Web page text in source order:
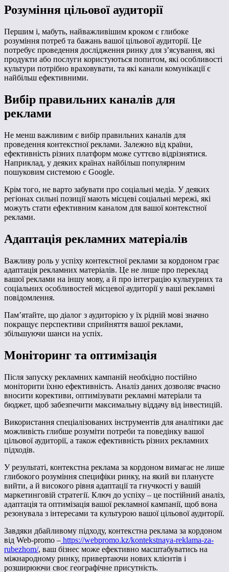
Розуміння цільової аудиторії
Першим і, мабуть, найважливішим кроком є глибоке
розуміння потреб та бажань вашої цільової аудиторії. Це
потребує проведення дослідження ринку для з’ясування, які
продукти або послуги користуються попитом, які особливості
культури потрібно враховувати, та які канали комунікації є
найбільш ефективними.
Вибір правильних каналів для
реклами
Не менш важливим є вибір правильних каналів для
проведення контекстної реклами. Залежно від країни,
ефективність різних платформ може суттєво відрізнятися.
Наприклад, у деяких країнах найбільш популярним
пошуковим системою є Google.
Крім того, не варто забувати про соціальні медіа. У деяких
регіонах сильні позиції мають місцеві соціальні мережі, які
можуть стати ефективним каналом для вашої контекстної
реклами.
Адаптація рекламних матеріалів
Важливу роль у успіху контекстної реклами за кордоном грає
адаптація рекламних матеріалів. Це не лише про переклад
вашої реклами на іншу мову, а й про інтеграцію культурних та
соціальних особливостей місцевої аудиторії у ваші рекламні
повідомлення.
Пам’ятайте, що діалог з аудиторією у їх рідній мові значно
покращує перспективи сприйняття вашої реклами,
збільшуючи шанси на успіх.
Моніторинг та оптимізація
Після запуску рекламних кампаній необхідно постійно
моніторити їхню ефективність. Аналіз даних дозволяє вчасно
вносити корективи, оптимізувати рекламні матеріали та
бюджет, щоб забезпечити максимальну віддачу від інвестицій.
Використання спеціалізованих інструментів для аналітики дає
можливість глибше розуміти потреби та поведінку вашої
цільової аудиторії, а також ефективність різних рекламних
підходів.
У результаті, контекстна реклама за кордоном вимагає не лише
глибокого розуміння специфіки ринку, на який ви плануєте
вийти, а й високого рівня адаптації та гнучкості у вашій
маркетинговій стратегії. Ключ до успіху – це постійний аналіз,
адаптація та оптимізація вашої рекламної кампанії, щоб вона
резонувала з інтересами та культурою вашої цільової аудиторії.
Завдяки дбайливому підходу, контекстна реклама за кордоном
від Web-promo – https://webpromo.kz/kontekstnaya-reklama-za-
rubezhom/, ваш бізнес може ефективно масштабуватись на
міжнародному ринку, привертаючи нових клієнтів і
розширюючи своє географічне присутність.